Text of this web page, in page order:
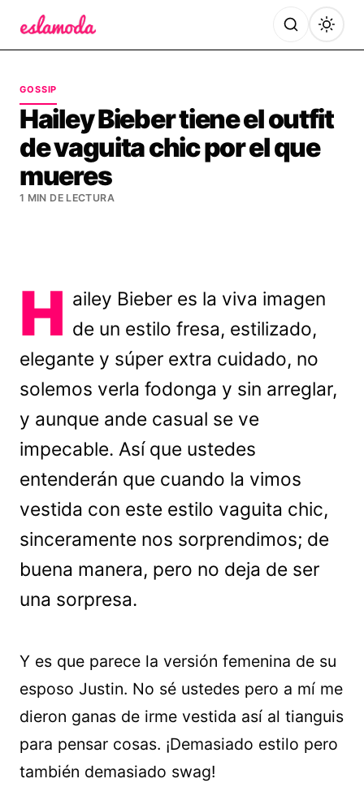
GOSSIP
Hailey Bieber tiene el outfit
de vaguita chic por el que
mueres
1 MIN DE LECTURA
H ailey Bieber es la viva imagen
de un estilo fresa, estilizado,
elegante y súper extra cuidado, no
solemos verla fodonga y sin arreglar,
y aunque ande casual se ve
impecable. Así que ustedes
entenderán que cuando la vimos
vestida con este estilo vaguita chic,
sinceramente nos sorprendimos; de
buena manera, pero no deja de ser
una sorpresa.
Y es que parece la versión femenina de su
esposo Justin. No sé ustedes pero a mí me
dieron ganas de irme vestida así al tianguis
para pensar cosas. ¡Demasiado estilo pero
también demasiado swag!